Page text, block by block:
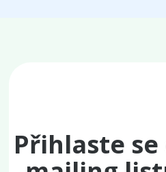
Přihlaste